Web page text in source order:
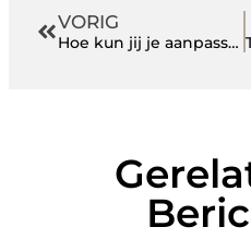
VORIG
Hoe kun jij je aanpassen aan verschillende groepsdynamieken?